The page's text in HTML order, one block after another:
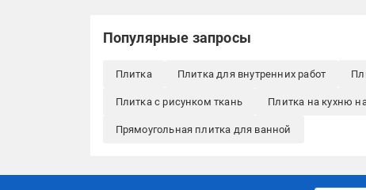
Популярные запросы
Плитка Плитка для внутренних работ
Плитка с рисунком ткань Плитка на кухню
Прямоугольная плитка для ванной